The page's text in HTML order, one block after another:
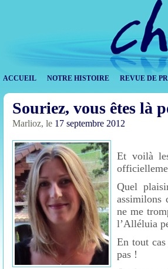
ACCUEIL NOTRE HISTOIRE REVUE DE
Souriez, vous êtes là
Marlioz, le 17 septembre 2012
Et voilà
Quel
assimilons
ne me
l’Alléluia
En tout
pas !